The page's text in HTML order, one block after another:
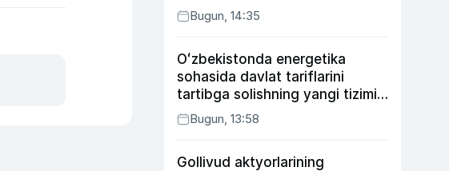
kuchaytirdi
Bugun, 14:35
Oʻzbekistonda energetika
sohasida davlat tariflarini
tartibga solishning yangi tizimi
joriy etildi
Bugun, 13:58
Gollivud aktyorlarining